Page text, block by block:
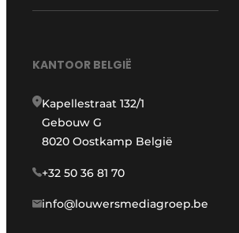
KANTOOR BELGIË
Kapellestraat 132/1
Gebouw G
8020 Oostkamp België
+32 50 36 81 70
info@louwersmediagroep.be